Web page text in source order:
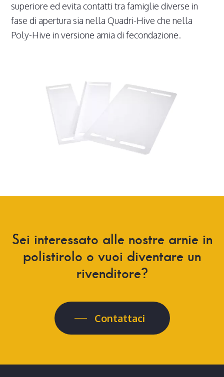
superiore ed evita contatti tra famiglie diverse in
fase di apertura sia nella Quadri-Hive che nella
Poly-Hive in versione arnia di fecondazione.
Sei interessato alle nostre arnie in
polistirolo o vuoi diventare un
rivenditore?
Contattaci